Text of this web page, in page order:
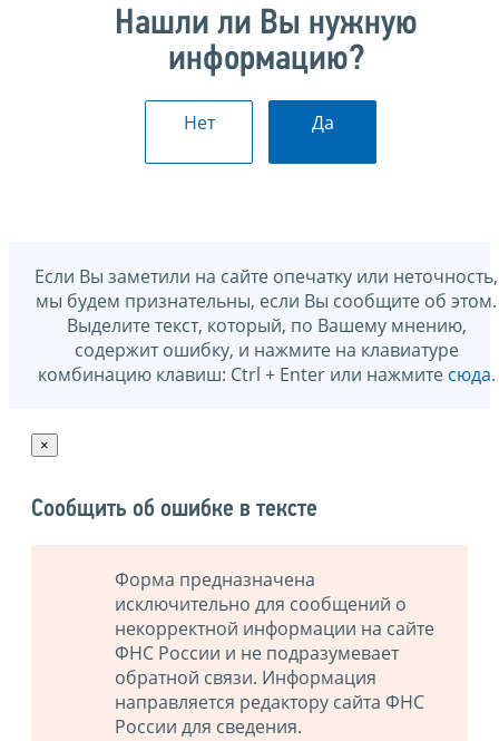
Нашли ли Вы нужную
информацию?
Нет Да
Если Вы заметили на сайте опечатку или неточность,
мы будем признательны, если Вы сообщите об этом.
Выделите текст, который, по Вашему мнению,
содержит ошибку, и нажмите на клавиатуре
комбинацию клавиш: Ctrl + Enter или нажмите сюда.
×
Сообщить об ошибке в тексте
Форма предназначена
исключительно для сообщений о
некорректной информации на сайте
ФНС России и не подразумевает
обратной связи. Информация
направляется редактору сайта ФНС
России для сведения.